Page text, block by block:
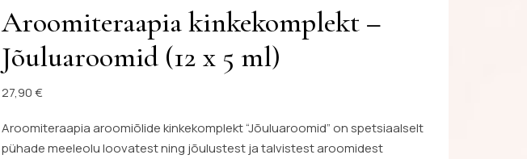
Aroomiteraapia kinkekomplekt –
Jõuluaroomid (12 x 5 ml)
27,90€
Aroomiteraapia aroomiõlide kinkekomplekt “Jõuluaroomid” on spetsiaalselt
pühade meeleolu loovatest ning jõulustest ja talvistest aroomidest